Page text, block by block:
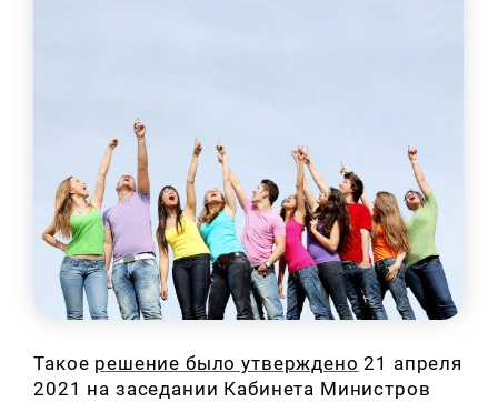
Такое решение было утверждено 21 апреля
2021 на заседании Кабинета Министров